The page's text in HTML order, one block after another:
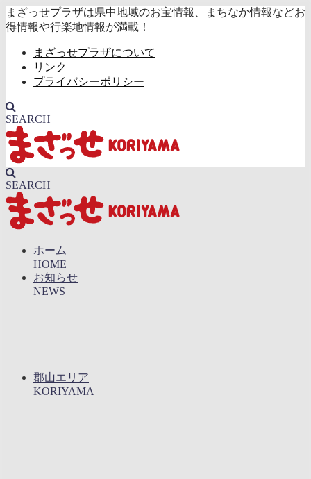
まざっせプラザは県中地域のお宝情報、まちなか情報などお
得情報や行楽地情報が満載！
まざっせプラザについて
リンク
プライバシーポリシー
SEARCH
SEARCH
ホーム
HOME
お知らせ
NEWS
郡山エリア
KORIYAMA